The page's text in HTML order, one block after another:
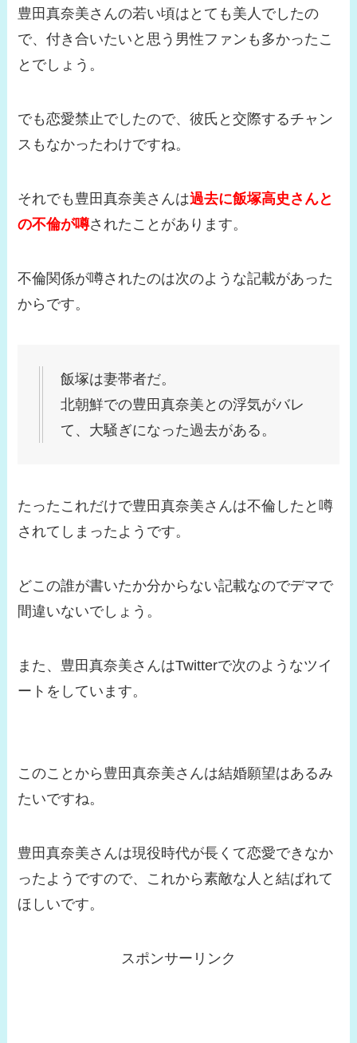
豊田真奈美さんの若い頃はとても美人でしたの
で、付き合いたいと思う男性ファンも多かったこ
とでしょう。
でも恋愛禁止でしたので、彼氏と交際するチャン
スもなかったわけですね。
それでも豊田真奈美さんは過去に飯塚高史さんと
の不倫が噂されたことがあります。
不倫関係が噂されたのは次のような記載があった
からです。
飯塚は妻帯者だ。
北朝鮮での豊田真奈美との浮気がバレ
て、大騒ぎになった過去がある。
たったこれだけで豊田真奈美さんは不倫したと噂
されてしまったようです。
どこの誰が書いたか分からない記載なのでデマで
間違いないでしょう。
また、豊田真奈美さんはTwitterで次のようなツイ
ートをしています。
このことから豊田真奈美さんは結婚願望はあるみ
たいですね。
豊田真奈美さんは現役時代が長くて恋愛できなか
ったようですので、これから素敵な人と結ばれて
ほしいです。
スポンサーリンク